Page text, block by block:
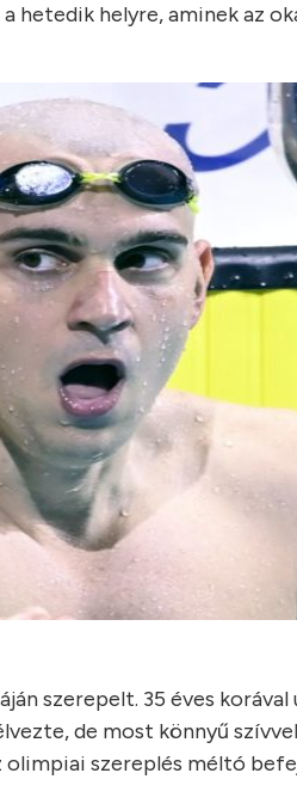
helyre, aminek az
szerepelt. 35 éves korával
de most könnyű
olimpiai szereplés méltó